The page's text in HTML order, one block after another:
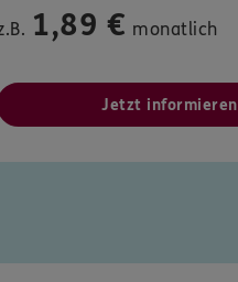
1,89 € monatlich
Jetzt informieren